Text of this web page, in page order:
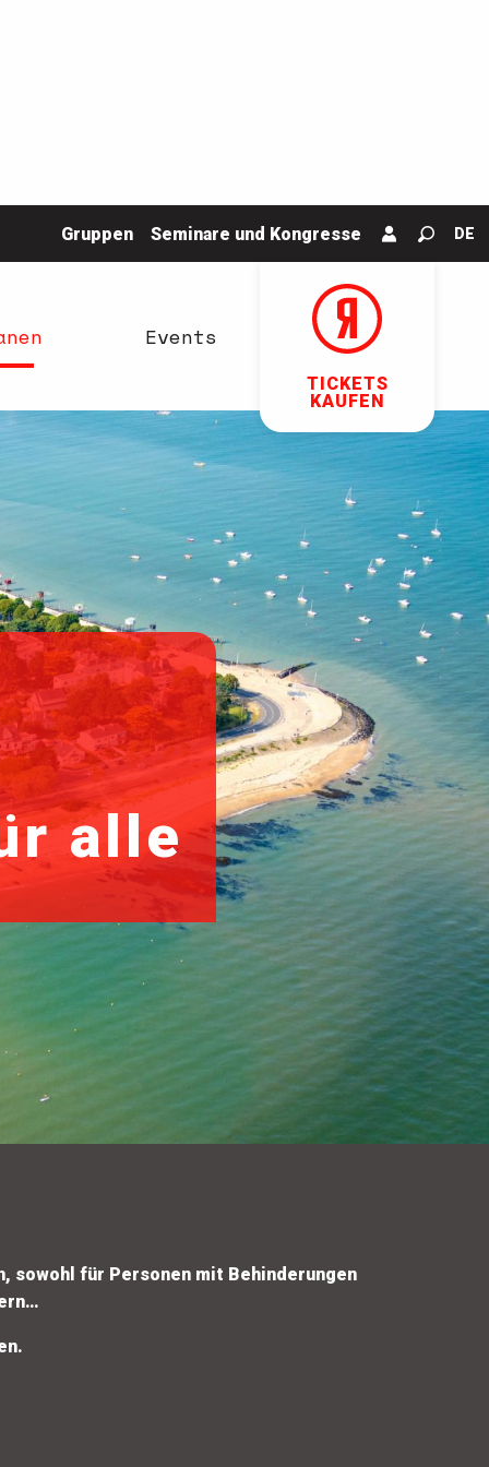
Gruppen Seminare und Kongresse
Suche
DE
TICKETS
KAUFEN
Events
alle
sowohl für Personen mit Behinderungen